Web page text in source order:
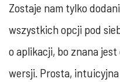
Zostaje nam tylko
wszystkich opcji pod
o aplikacji, bo znana
wersji. Prosta,